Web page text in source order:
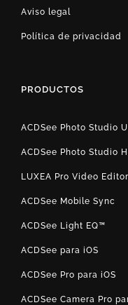
Aviso legal
Política de privacidad
PRODUCTOS
ACDSee Photo Studio
ACDSee Photo Studio
LUXEA Pro Video
ACDSee Mobile Sync
ACDSee Light EQ™
ACDSee para iOS
ACDSee Pro para iOS
ACDSee Camera Pro